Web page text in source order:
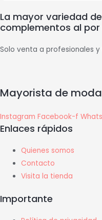
La mayor variedad
complementos al
Solo venta a profesionales y
Mayorista de moda
Instagram Facebook-f
Enlaces rápidos
Quienes somos
Contacto
Visita la tienda
Importante